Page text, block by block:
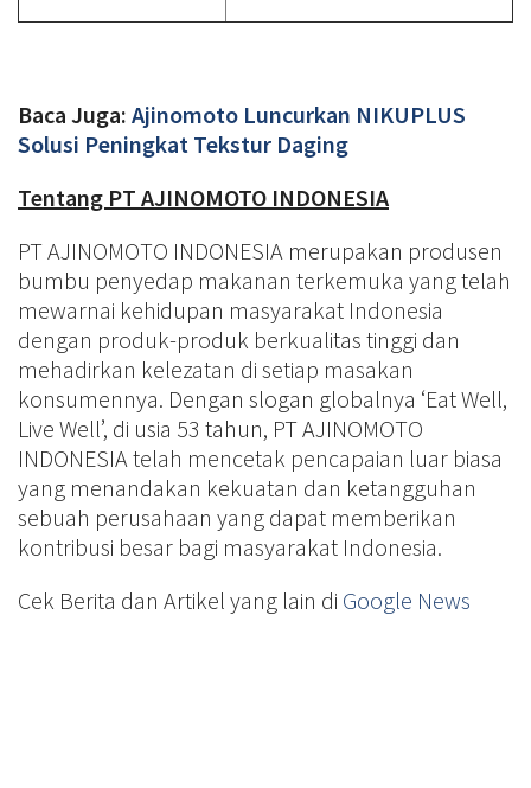
Baca Juga: Ajinomoto Luncurkan NIKUPLUS
Solusi Peningkat Tekstur Daging
Tentang PT AJINOMOTO INDONESIA
PT AJINOMOTO INDONESIA merupakan produsen
bumbu penyedap makanan terkemuka yang telah
mewarnai kehidupan masyarakat Indonesia
dengan produk-produk berkualitas tinggi dan
mehadirkan kelezatan di setiap masakan
konsumennya. Dengan slogan globalnya ‘Eat Well,
Live Well’, di usia 53 tahun, PT AJINOMOTO
INDONESIA telah mencetak pencapaian luar biasa
yang menandakan kekuatan dan ketangguhan
sebuah perusahaan yang dapat memberikan
kontribusi besar bagi masyarakat Indonesia.
Cek Berita dan Artikel yang lain di Google News